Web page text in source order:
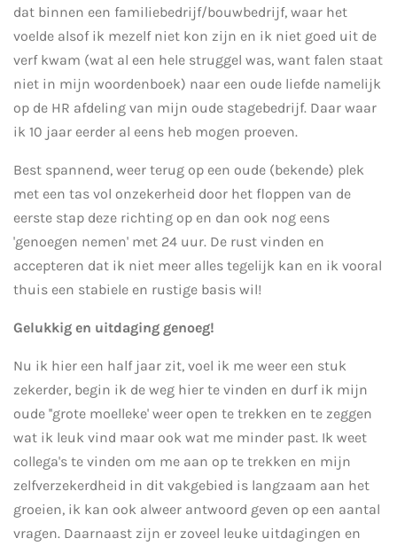
dat binnen een familiebedrijf/bouwbedrijf, waar het
voelde alsof ik mezelf niet kon zijn en ik niet goed uit de
verf kwam (wat al een hele struggel was, want falen staat
niet in mijn woordenboek) naar een oude liefde namelijk
op de HR afdeling van mijn oude stagebedrijf. Daar waar
ik 10 jaar eerder al eens heb mogen proeven.
Best spannend, weer terug op een oude (bekende) plek
met een tas vol onzekerheid door het floppen van de
eerste stap deze richting op en dan ook nog eens
'genoegen nemen' met 24 uur. De rust vinden en
accepteren dat ik niet meer alles tegelijk kan en ik vooral
thuis een stabiele en rustige basis wil!
Gelukkig en uitdaging genoeg!
Nu ik hier een half jaar zit, voel ik me weer een stuk
zekerder, begin ik de weg hier te vinden en durf ik mijn
oude ''grote moelleke' weer open te trekken en te zeggen
wat ik leuk vind maar ook wat me minder past. Ik weet
collega's te vinden om me aan op te trekken en mijn
zelfverzekerdheid in dit vakgebied is langzaam aan het
groeien, ik kan ook alweer antwoord geven op een aantal
vragen. Daarnaast zijn er zoveel leuke uitdagingen en